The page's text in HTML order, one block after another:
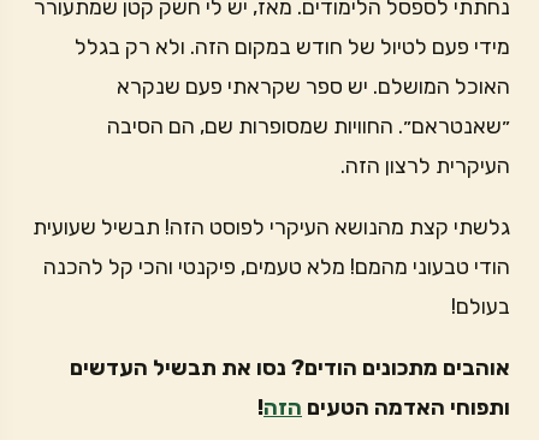
נחתתי לספסל הלימודים. מאז, יש לי חשק קטן שמתעורר
מידי פעם לטיול של חודש במקום הזה. ולא רק בגלל
האוכל המושלם. יש ספר שקראתי פעם שנקרא
״שאנטראם״. החוויות שמסופרות שם, הם הסיבה
העיקרית לרצון הזה.
גלשתי קצת מהנושא העיקרי לפוסט הזה! תבשיל שעועית
הודי טבעוני מהמם! מלא טעמים, פיקנטי והכי קל להכנה
בעולם!
אוהבים מתכונים הודים? נסו את תבשיל העדשים
ותפוחי האדמה הטעים הזה!